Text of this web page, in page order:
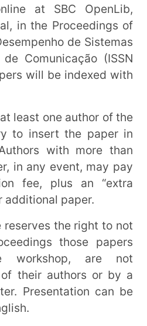
at SBC OpenLib,
in the Proceedings of
de Sistemas
Comunicação (ISSN
will be indexed with
least one author of the
to insert the paper in
with more than
in any event, may pay
fee, plus an “extra
additional paper.
reserves the right to not
those papers
workshop, are not
their authors or by a
Presentation can be